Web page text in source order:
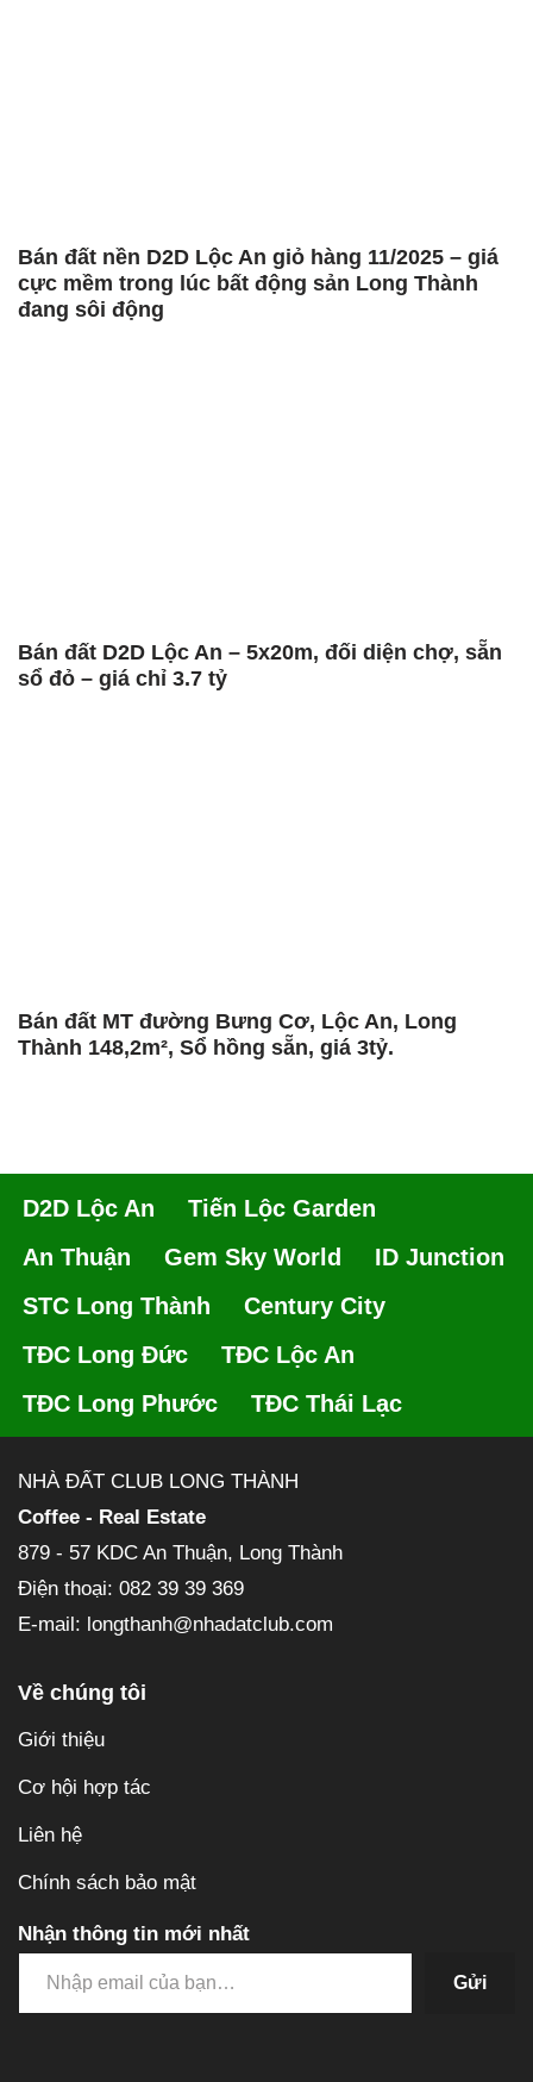
Bán đất nền D2D Lộc An giỏ hàng 11/2025 – giá
cực mềm trong lúc bất động sản Long Thành
đang sôi động
Bán đất D2D Lộc An – 5x20m, đối diện chợ, sẵn
sổ đỏ – giá chỉ 3.7 tỷ
Bán đất MT đường Bưng Cơ, Lộc An, Long
Thành 148,2m², Sổ hồng sẵn, giá 3tỷ.
D2D Lộc An
Tiến Lộc Garden
An Thuận
Gem Sky World
ID Junction
STC Long Thành
Century City
TĐC Long Đức
TĐC Lộc An
TĐC Long Phước
TĐC Thái Lạc
NHÀ ĐẤT CLUB LONG THÀNH
Coffee - Real Estate
879 - 57 KDC An Thuận, Long Thành
Điện thoại: 082 39 39 369
E-mail: longthanh@nhadatclub.com
Về chúng tôi
Giới thiệu
Cơ hội hợp tác
Liên hệ
Chính sách bảo mật
Nhận thông tin mới nhất
Gửi